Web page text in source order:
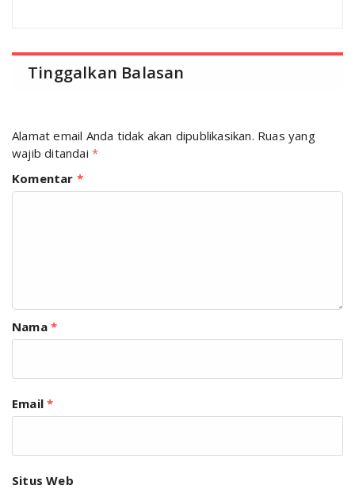
Tinggalkan Balasan
Alamat email Anda tidak akan dipublikasikan. Ruas yang
wajib ditandai *
Komentar *
Nama *
Email*
Situs Web